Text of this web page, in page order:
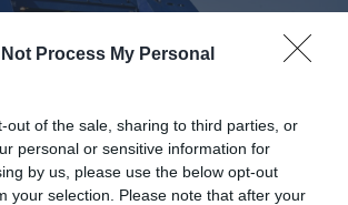
Not Process My Personal
out of the sale, sharing to third parties, or
personal or sensitive information for
by us, please use the below opt-out
your selection. Please note that after your
τα ζητήματα
θαλάσσιας ανάπτυξης στο υπ.